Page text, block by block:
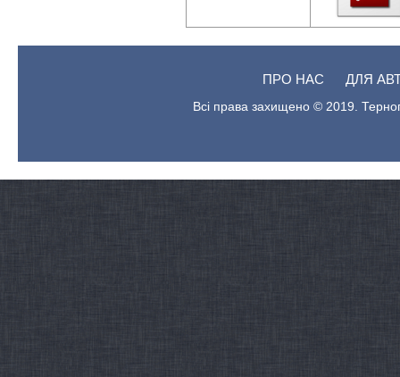
ПРО НАС ДЛЯ
Всі права захищено © 2019.